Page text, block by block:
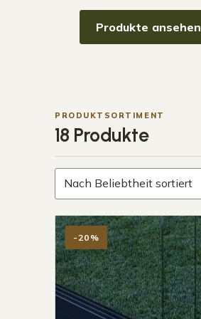
Produkte ansehen
PRODUKTSORTIMENT
18 Produkte
-20%